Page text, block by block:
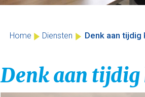
Home Diensten Denk aan
Denk aan